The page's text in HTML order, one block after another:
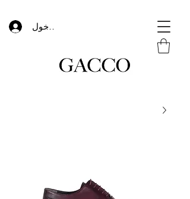
تسجيل الدخول